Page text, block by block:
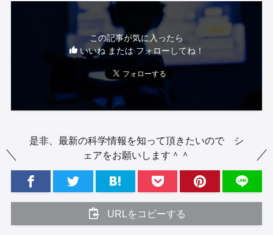
この記事が気に入ったら
いいね または フォローしてね！
是非、最新の科学情報を知って頂きたいので シ
ェアをお願いします＾＾
URLをコピーする